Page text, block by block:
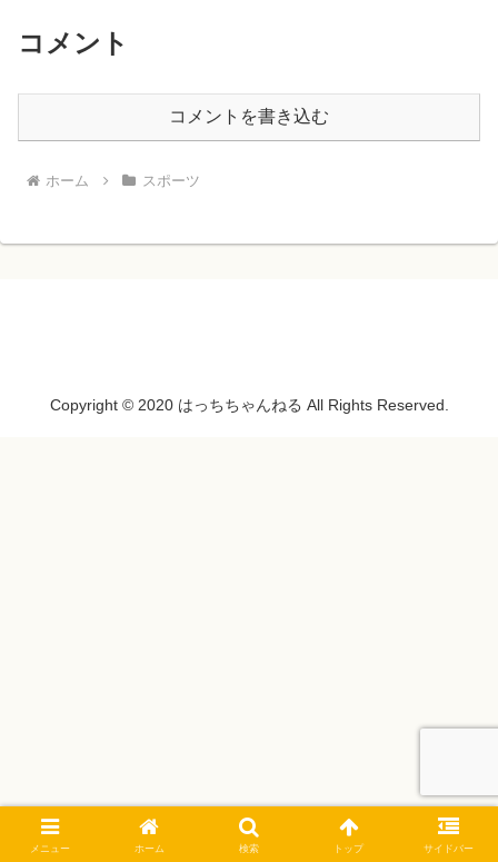
コメント
コメントを書き込む
ホーム スポーツ
Copyright © 2020 はっちちゃんねる All Rights Reserved.
メニュー ホーム 検索 トップ サイドバー